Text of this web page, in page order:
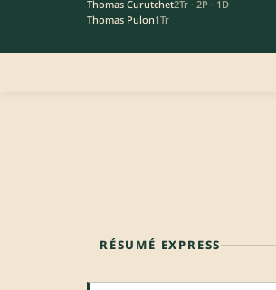
Thomas Curutchet2Tr · 2P · 1D
Thomas Pulon1Tr
RÉSUMÉ EXPRESS